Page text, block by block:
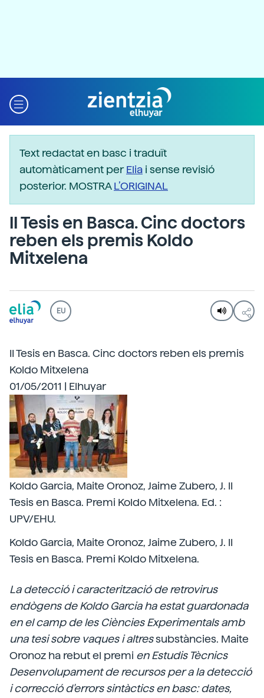
Text redactat en basc i traduït
automàticament perElia i sense revisió
posterior. MOSTRAL’ORIGINAL
II Tesis en Basca. Cinc doctors
reben els premis Koldo
Mitxelena
EU
II Tesis en Basca. Cinc doctors reben els premis
Koldo Mitxelena
01/05/2011 | Elhuyar
Koldo Garcia, Maite Oronoz, Jaime Zubero, J. II
Tesis en Basca. Premi Koldo Mitxelena. Ed. :
UPV/EHU.
Koldo Garcia, Maite Oronoz, Jaime Zubero, J. II
Tesis en Basca. Premi Koldo Mitxelena.
La detecció i caracterització de retrovirus
endògens de Koldo Garcia ha estat guardonada
en el camp de les Ciències Experimentals amb
una tesi sobre vaques i altressubstàncies. Maite
Oronoz ha rebut el premi en Estudis Tècnics
Desenvolupament de recursos per a la detecció
i correcció d'errors sintàctics en basc: dates,